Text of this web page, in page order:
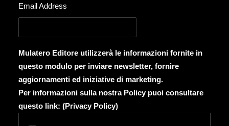
Email Address
Mulatero Editore utilizzerà le informazioni fornite in
questo modulo per inviare newsletter, fornire
aggiornamenti ed iniziative di marketing.
Per informazioni sulla nostra Policy puoi consultare
questo link: (Privacy Policy)